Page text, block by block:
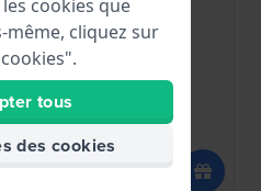
cookies que
même, cliquez sur
tous
des cookies